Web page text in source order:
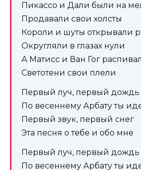
Пикассо и Дали были на
Продавали свои холсты
Короли и шуты открывали
Округляли в глазах нули
А Матисс и Ван Гог
Светотени свои плели
Первый луч, первый дождь
По весеннему Арбату ты
Первый звук, первый снег
Эта песня о тебе и обо мне
Первый луч, первый дождь
По весеннему Арбату ты